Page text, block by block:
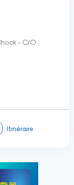
- C/O
Itinéraire